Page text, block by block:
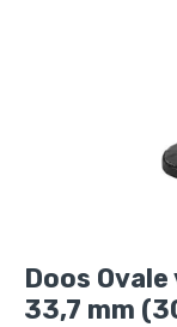
Doos
33,7 mm
Doos